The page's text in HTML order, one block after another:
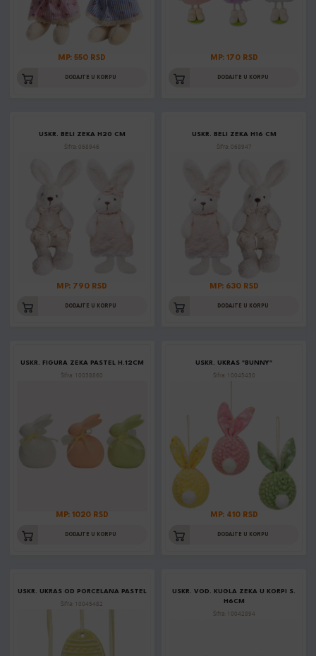
MP: 550 RSD
DODAJTE U KORPU
MP: 170 RSD
DODAJTE U KORPU
USKR. BELI ZEKA H20 CM
Šifra: 068946
MP: 790 RSD
DODAJTE U KORPU
USKR. BELI ZEKA H16 CM
Šifra: 068947
MP: 630 RSD
DODAJTE U KORPU
USKR. FIGURA ZEKA PASTEL H.12CM
Šifra: 10038860
MP: 1020 RSD
DODAJTE U KORPU
USKR. UKRAS "BUNNY"
Šifra: 10045430
MP: 410 RSD
DODAJTE U KORPU
USKR. UKRAS OD PORCELANA PASTEL
Šifra: 10045482
USKR. VOD. KUGLA ZEKA U KORPI S.
H6CM
Šifra: 10042894